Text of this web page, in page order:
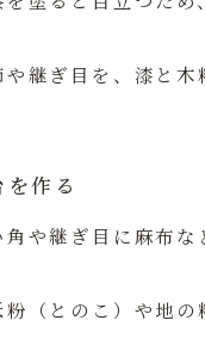
継ぎ目を、漆と木
作る
や継ぎ目に麻布な
粉（とのこ）や地の